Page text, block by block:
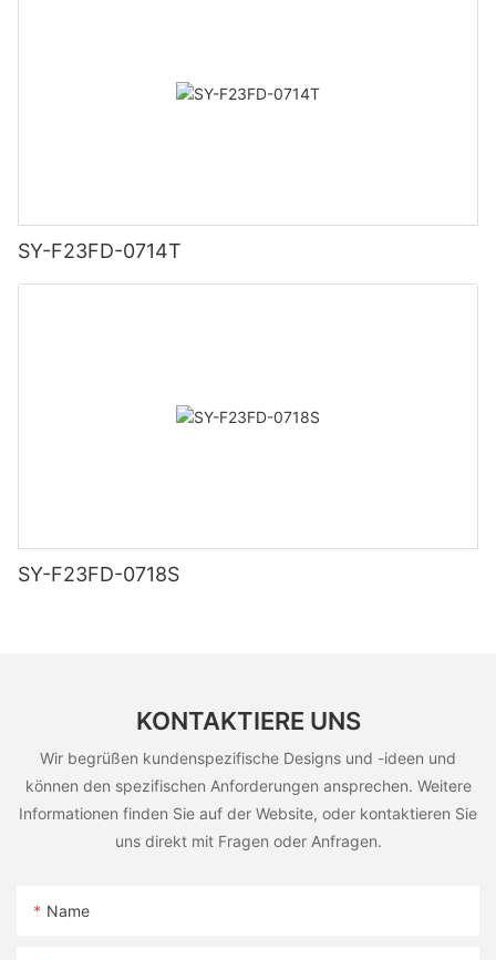
SY-F23FD-0714T
SY-F23FD-0718S
KONTAKTIERE UNS
Wir begrüßen kundenspezifische Designs und -ideen und
können den spezifischen Anforderungen ansprechen. Weitere
Informationen finden Sie auf der Website, oder kontaktieren Sie
uns direkt mit Fragen oder Anfragen.
Name